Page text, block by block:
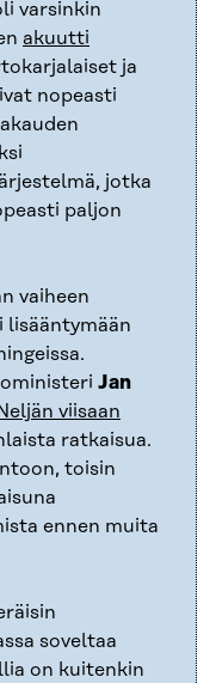
varsinkin
akuutti
ja
nopeasti
jotka
paljon
vaiheen
lisääntymään
Jan
viisaan
ratkaisua.
toisin
ennen muita
soveltaa
on kuitenkin